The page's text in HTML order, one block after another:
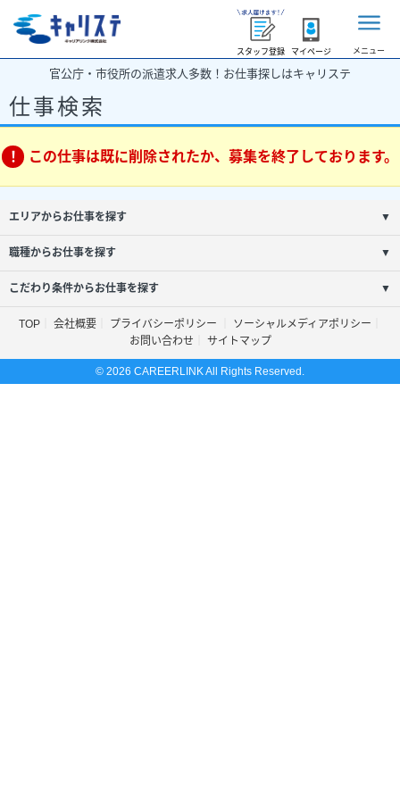
スタッフ登録 マイページ メニュー
官公庁・市役所の派遣求人多数！お仕事探しはキャリステ
仕事検索
この仕事は既に削除されたか、募集を終了しております。
エリアからお仕事を探す ▼
職種からお仕事を探す ▼
こだわり条件からお仕事を探す ▼
TOP 会社概要 プライバシーポリシー
ソーシャルメディアポリシー
お問い合わせ
サイトマップ
© 2026 CAREERLINK All Rights Reserved.